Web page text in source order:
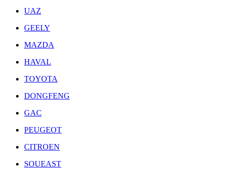
UAZ
GEELY
MAZDA
HAVAL
TOYOTA
DONGFENG
GAC
PEUGEOT
CITROEN
SOUEAST